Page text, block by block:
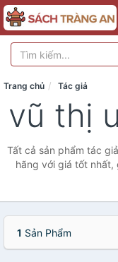
Trang chủ Tác giả
vũ thị
Tất cả sản phẩm tác
hãng với giá tốt nhất,
1 Sản Phẩm